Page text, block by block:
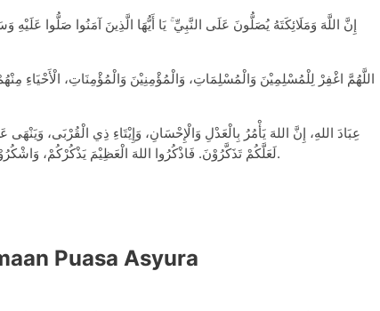
إِنَّ اللَّهَ وَمَلَائِكَتَهُ يُصَلُّونَ عَلَى النَّبِيِّ ۚ يَا أَيُّهَا الَّذِينَ آمَنُوا صَلُّوا
اللَّهُمَّ اغْفِرْ لِلْمُسْلِمِيْنَ وَالْمُسْلِمَاتِ، وَالْمُؤْمِنِيْنَ وَالْمُؤْمِنَاتِ، الْأَحْيَاءِ
عِبَادَ اللهِ، إِنَّ اللهَ يَأْمُرُ بِالْعَدْلِ وَالْإِحْسَانِ، وَإِيْتَاءِ ذِي الْقُرْبَى،
لَعَلَّكُمْ تَذَكَّرُوْنَ. فَاذْكُرُوا اللهَ الْعَظِيْمَ يَذْكُرْكُمْ، وَاشْكُرُوْهُ عَلَى نِعَمِهِ يَزِدْكُمْ، وَلَذِكْرُ اللهِ أَكْبَرُ.
Puasa Asyura